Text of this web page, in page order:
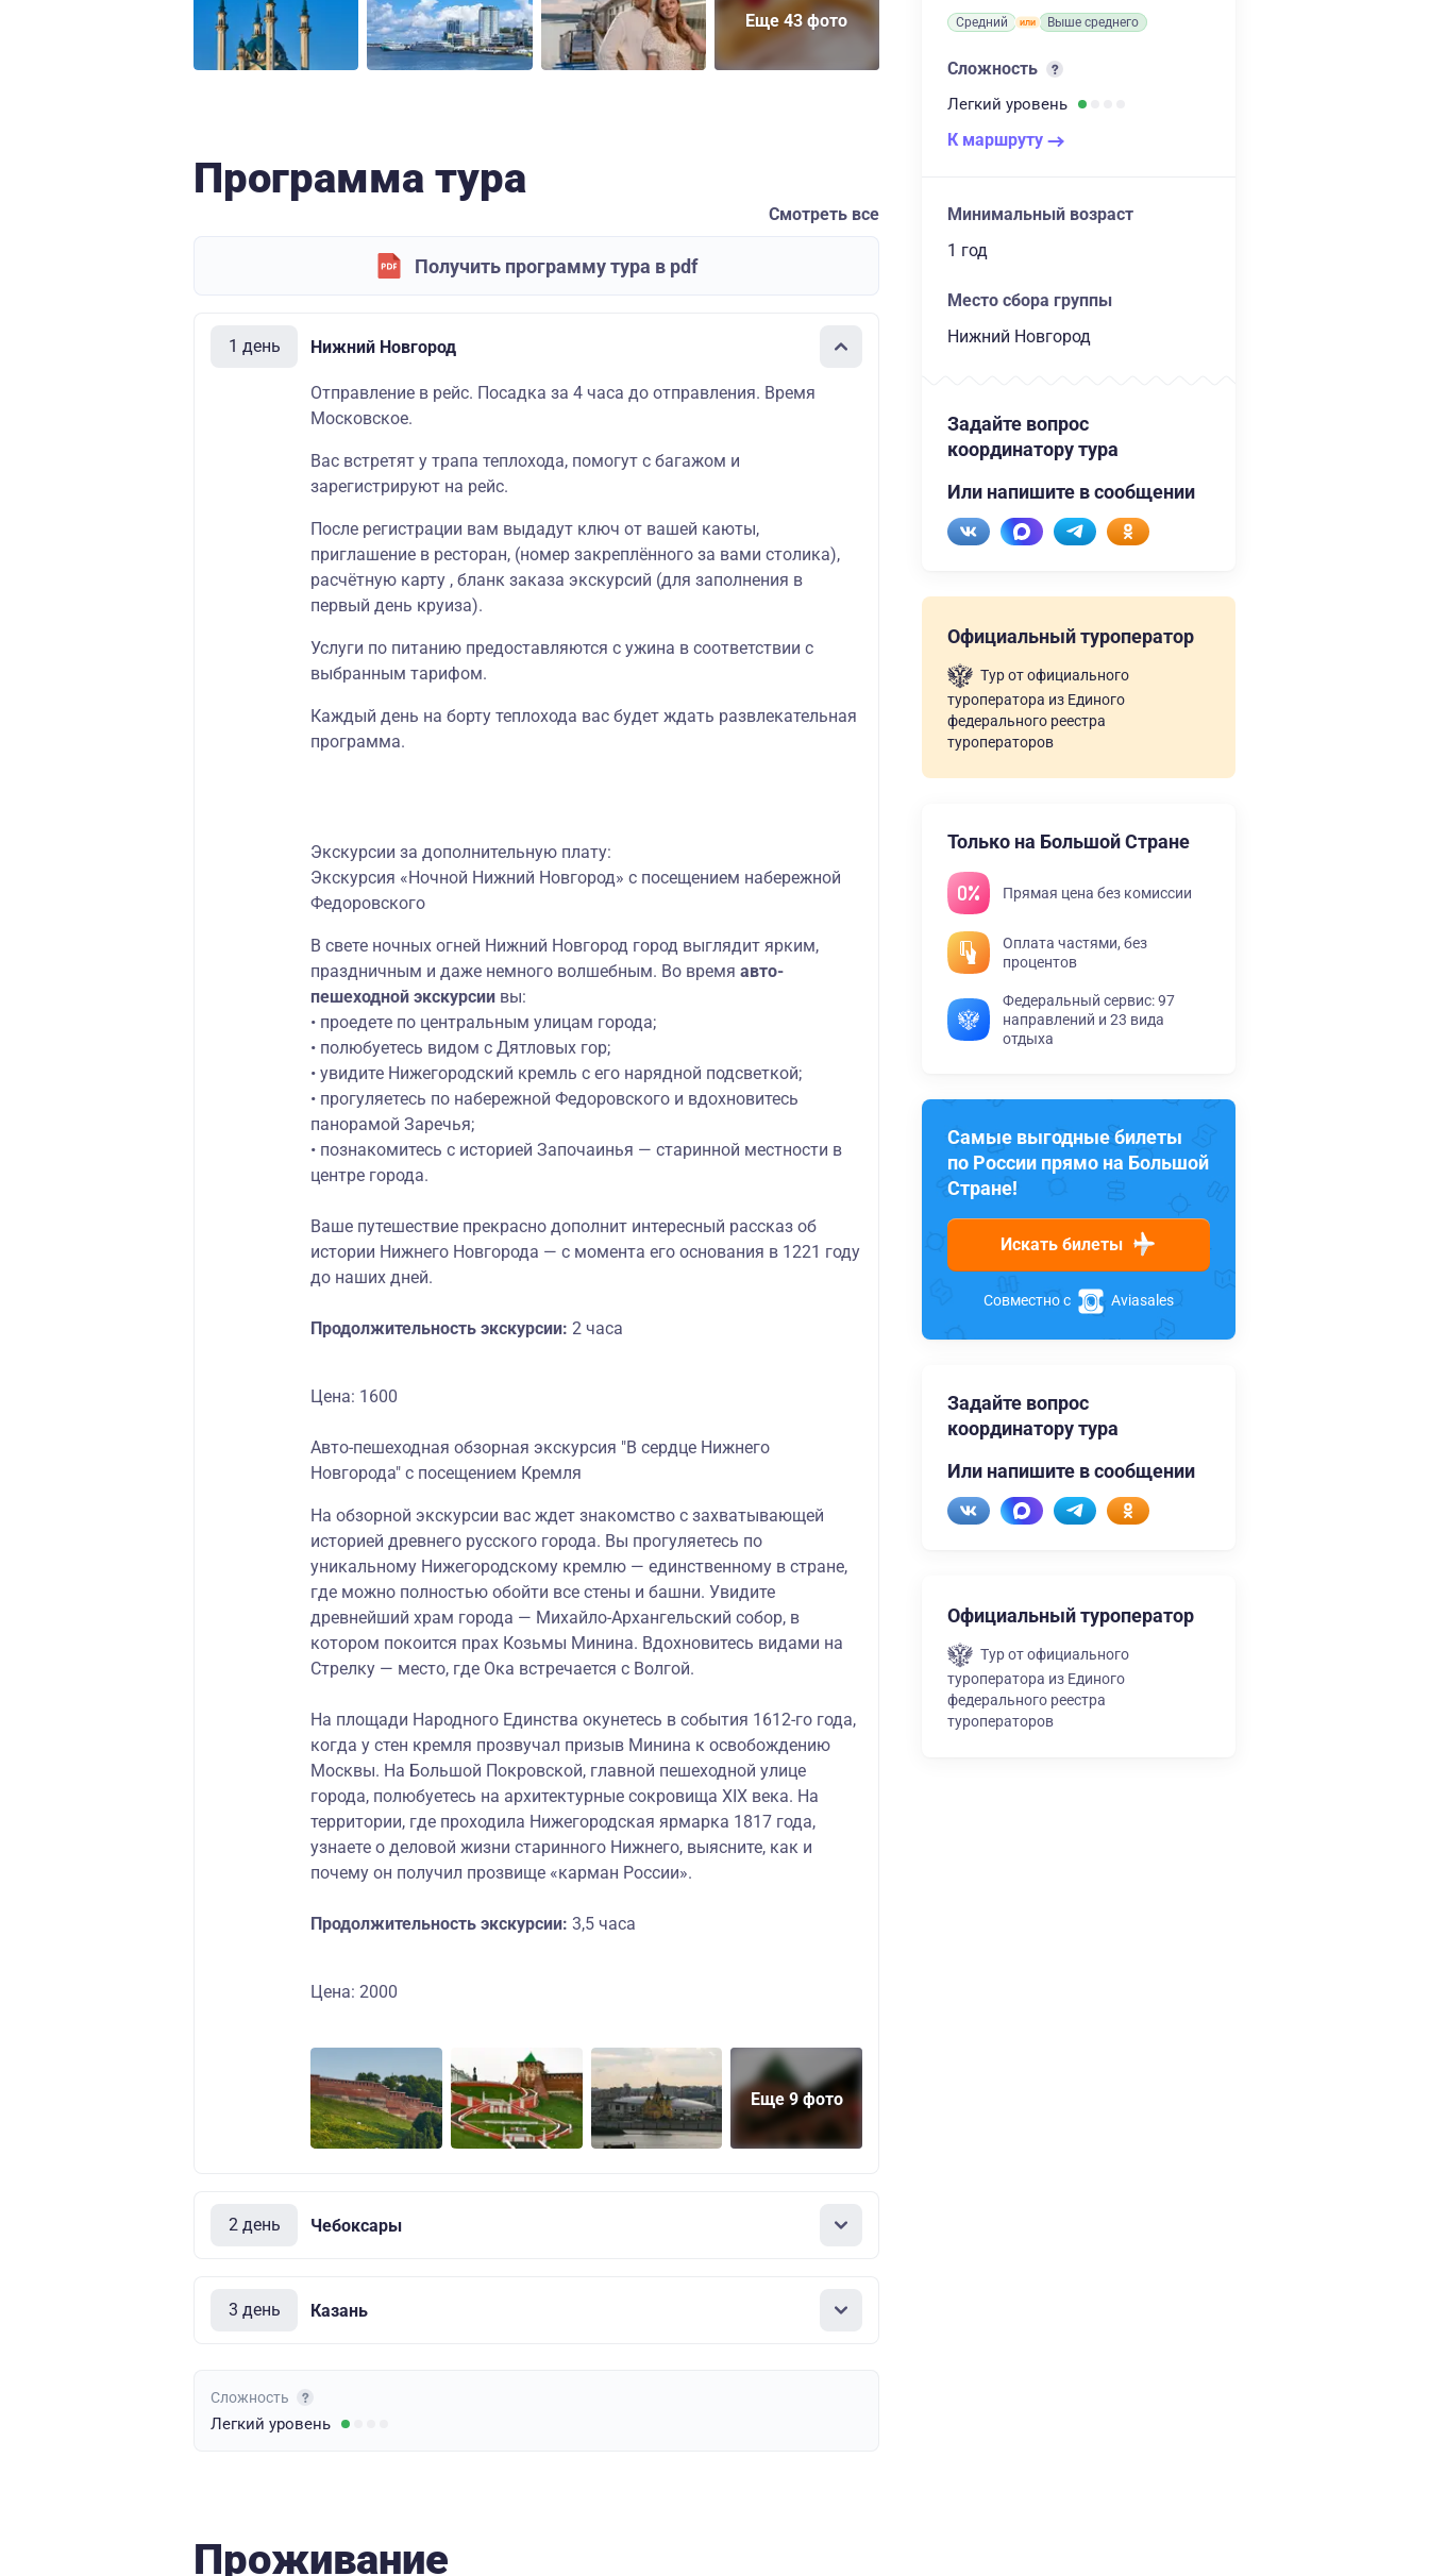
Еще 43 фото
Программа тура
Смотреть все
Получить программу тура в pdf
1 день Нижний Новгород
Отправление в рейс. Посадка за 4 часа до отправления. Время
Московское.
Вас встретят у трапа теплохода, помогут с багажом и
зарегистрируют на рейс.
После регистрации вам выдадут ключ от вашей каюты,
приглашение в ресторан, (номер закреплённого за вами столика),
расчётную карту , бланк заказа экскурсий (для заполнения в
первый день круиза).
Услуги по питанию предоставляются с ужина в соответствии с
выбранным тарифом.
Каждый день на борту теплохода вас будет ждать развлекательная
программа.
Экскурсии за дополнительную плату:
Экскурсия «Ночной Нижний Новгород» с посещением набережной
Федоровского
В свете ночных огней Нижний Новгород город выглядит ярким,
праздничным и даже немного волшебным. Во время авто-
пешеходной экскурсии вы:
• проедете по центральным улицам города;
• полюбуетесь видом с Дятловых гор;
• увидите Нижегородский кремль с его нарядной подсветкой;
• прогуляетесь по набережной Федоровского и вдохновитесь
панорамой Заречья;
• познакомитесь с историей Започаинья — старинной местности в
центре города.
Ваше путешествие прекрасно дополнит интересный рассказ об
истории Нижнего Новгорода — с момента его основания в 1221 году
до наших дней.
Продолжительность экскурсии: 2 часа
Цена: 1600
Авто-пешеходная обзорная экскурсия "В сердце Нижнего
Новгорода" с посещением Кремля
На обзорной экскурсии вас ждет знакомство с захватывающей
историей древнего русского города. Вы прогуляетесь по
уникальному Нижегородскому кремлю — единственному в стране,
где можно полностью обойти все стены и башни. Увидите
древнейший храм города — Михайло-Архангельский собор, в
котором покоится прах Козьмы Минина. Вдохновитесь видами на
Стрелку — место, где Ока встречается с Волгой.
На площади Народного Единства окунетесь в события 1612-го года,
когда у стен кремля прозвучал призыв Минина к освобождению
Москвы. На Большой Покровской, главной пешеходной улице
города, полюбуетесь на архитектурные сокровища XIX века. На
территории, где проходила Нижегородская ярмарка 1817 года,
узнаете о деловой жизни старинного Нижнего, выясните, как и
почему он получил прозвище «карман России».
Продолжительность экскурсии: 3,5 часа
Цена: 2000
Еще 9 фото
2 день Чебоксары
3 день Казань
Сложность
Легкий уровень
Проживание
Средний Выше среднего
Сложность
Легкий уровень
К маршруту
Минимальный возраст
1 год
Место сбора группы
Нижний Новгород
Задайте вопрос
координатору тура
Или напишите в сообщении
Официальный туроператор
Тур от официального
туроператора из Единого
федерального реестра
туроператоров
Только на Большой Стране
Прямая цена без комиссии
Оплата частями, без
процентов
Федеральный сервис: 97
направлений и 23 вида
отдыха
Самые выгодные билеты
по России прямо на Большой
Стране!
Искать билеты
Совместно с Aviasales
Задайте вопрос
координатору тура
Или напишите в сообщении
Официальный туроператор
Тур от официального
туроператора из Единого
федерального реестра
туроператоров